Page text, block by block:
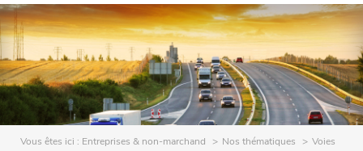
Vous êtes ici : Entreprises & non-marchand Nos thématiques
Voies